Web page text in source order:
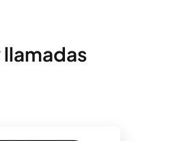
llamadas